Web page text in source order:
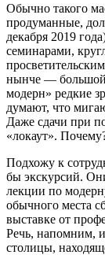
Обычно такого
продуманные,
декабря 2019
семинарами,
нынче — большой
модерн» редкие
думают, что
Даже сдачи при
«локаут».
Подхожу к
бы экскурсий.
лекции по
обычного места
выставке от
Речь, напомним,
столицы,